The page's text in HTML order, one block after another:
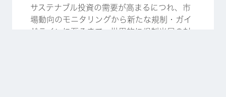
サステナブル投資の需要が高まるにつれ、市
場動向のモニタリングから新たな規制・ガイ
ドラインに至るまで、世界的に規制当局の対